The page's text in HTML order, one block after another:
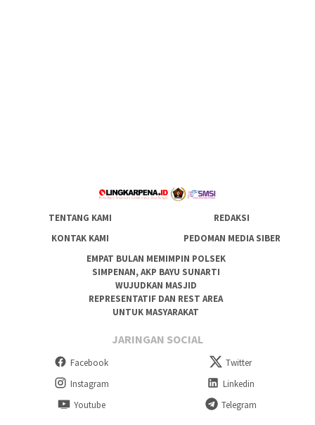
TENTANG KAMI
REDAKSI
KONTAK KAMI
PEDOMAN MEDIA SIBER
EMPAT BULAN MEMIMPIN POLSEK
SIMPENAN, AKP BAYU SUNARTI
WUJUDKAN MASJID
REPRESENTATIF DAN REST AREA
UNTUK MASYARAKAT
JARINGAN SOCIAL
Facebook
Twitter
Instagram
Linkedin
Youtube
Telegram